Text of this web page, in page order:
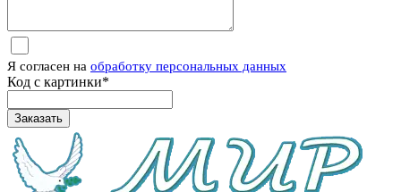
Я согласен на обработку персональных данных
Код с картинки*
Заказать